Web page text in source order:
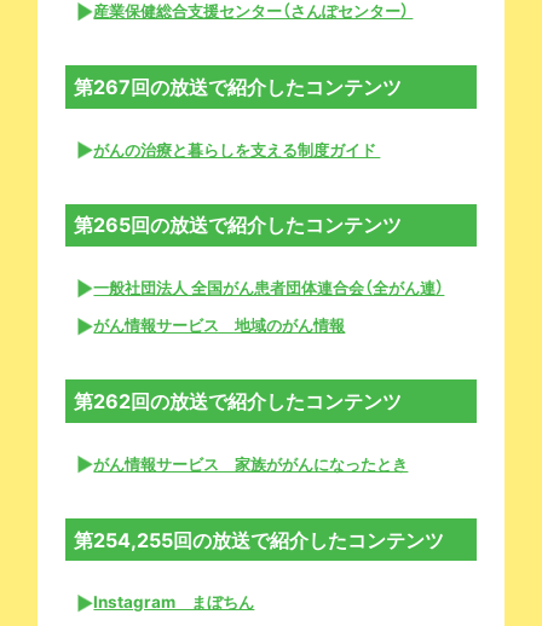
産業保健総合支援センター（さんぽセンター）
第267回の放送で紹介したコンテンツ
がんの治療と暮らしを支える制度ガイド
第265回の放送で紹介したコンテンツ
一般社団法人 全国がん患者団体連合会（全がん連）
がん情報サービス 地域のがん情報
第262回の放送で紹介したコンテンツ
がん情報サービス 家族ががんになったとき
第254,255回の放送で紹介したコンテンツ
Instagram まぼちん